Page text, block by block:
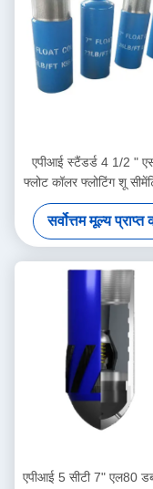
एपीआई स्टैंडर्ड 4 1/2 "
फ्लोट कॉलर फ्लोटिंग शू
नॉन-रोटेटिंग सिंगल / डबल
सर्वोत्तम मूल्य प्राप्त
एपीआई 5 सीटी 7" एल80